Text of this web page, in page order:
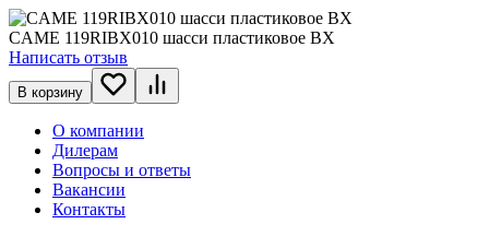
CAME 119RIBX010 шасси пластиковое BX
Написать отзыв
В корзину
О компании
Дилерам
Вопросы и ответы
Вакансии
Контакты